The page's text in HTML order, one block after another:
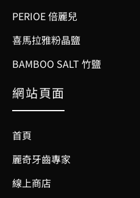
PERIOE 倍麗兒
喜馬拉雅粉晶鹽
BAMBOO SALT 竹鹽
網站頁面
首頁
麗奇牙齒專家
線上商店